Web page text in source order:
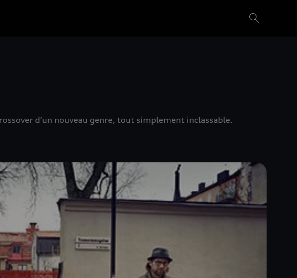
d’un nouveau genre, tout simplement inclassable.